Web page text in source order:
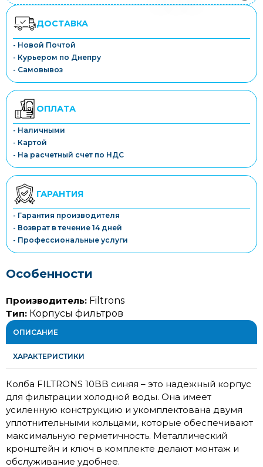
ДОСТАВКА
- Новой Почтой
- Курьером по Днепру
- Самовывоз
ОПЛАТА
- Наличными
- Картой
- На расчетный счет по НДС
ГАРАНТИЯ
- Гарантия производителя
- Возврат в течение 14 дней
- Профессиональные услуги
Особенности
Производитель: Filtrons
Тип: Корпусы фильтров
ОПИСАНИЕ
ХАРАКТЕРИСТИКИ
Колба FILTRONS 10BB синяя – это надежный корпус
для фильтрации холодной воды. Она имеет
усиленную конструкцию и укомплектована двумя
уплотнительными кольцами, которые обеспечивают
максимальную герметичность. Металлический
кронштейн и ключ в комплекте делают монтаж и
обслуживание удобнее.